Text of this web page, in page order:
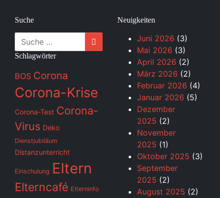
Suche
Suche
Schlagwörter
BOS Corona
Corona-Krise
Corona-Test Corona-
Virus Deko
Dienstjubiläum
Distanzunterricht
Einschulung Eltern
Elterncafé Elterninfo
Neuigkeiten
Juni 2026 (3)
Mai 2026 (3)
April 2026 (2)
März 2026 (2)
Februar 2026 (4)
Januar 2026 (5)
Dezember
2025 (2)
November
2025 (1)
Oktober 2025 (3)
September
2025 (2)
August 2025 (2)